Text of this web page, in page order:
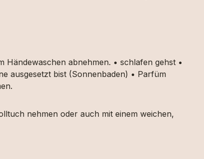
Händewaschen abnehmen. • schlafen gehst •
ausgesetzt bist (Sonnenbaden) • Parfüm
nehmen oder auch mit einem weichen,